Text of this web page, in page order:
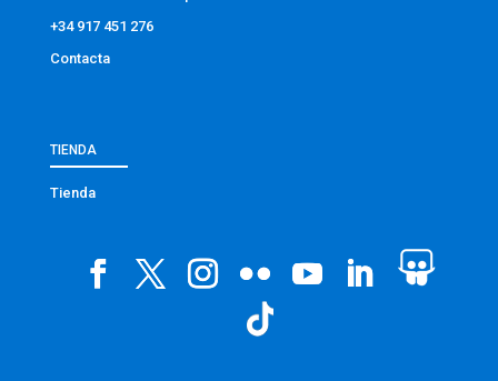
+34 917 451 276
Contacta
TIENDA
Tienda